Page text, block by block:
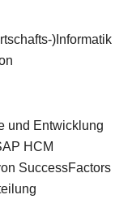
)Informatik
und Entwicklung
HCM
SuccessFactors